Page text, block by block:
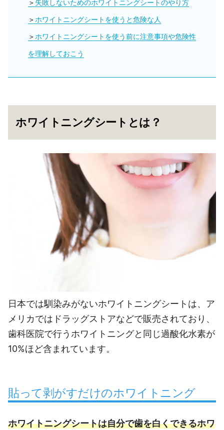
失敗しないためのホワイトニングシートのやり方
ホワイトニングシートを使うと危険な人
ホワイトニングシートを使う前に注意事項や危険性
を理解しておこう
ホワイトニングシートとは？
日本では馴染みがないホワイトニングシートは、ア
メリカではドラッグストアなどで販売されており、
歯科医院で行うホワイトニングと同じ過酸化水素が
10%ほど含まれています。
貼って剥がすだけのホワイトニング
ホワイトニングシートは自分で歯を白くできるホワ